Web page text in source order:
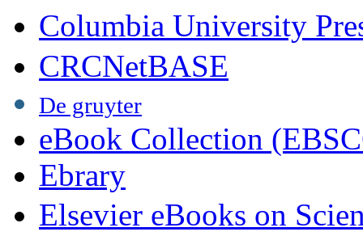
Columbia University
CRCNetBASE
De gruyter
eBook Collection
Ebrary
Elsevier eBooks on